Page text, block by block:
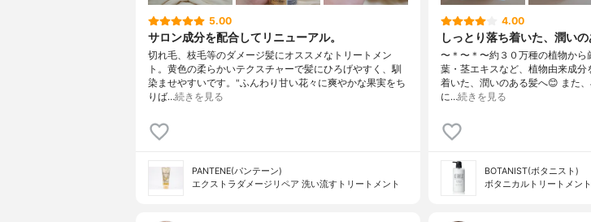
5.00
サロン成分を配合してリニューアル。
切れ毛、枝毛等のダメージ髪にオススメなトリートメン
ト。黄色の柔らかいテクスチャーで髪にひろげやすく、馴
染ませやすいです。"ふんわり甘い花々に爽やかな果実をち
りば…続きを見る
PANTENE(パンテーン)
エクストラダメージリペア 洗い流すトリートメント
4.00
しっとり落ち着いた、潤い
〜＊〜＊〜約３０万種の植物から
葉・茎エキスなど、植物由来成分
着いた、潤いのある髪へ😊 また
に…続きを見る
BOTANIST(ボタニスト)
ボタニカルトリートメン